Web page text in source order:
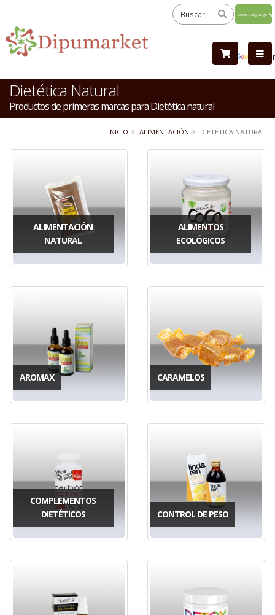
by
Dietética Natural
Productos de primeras marcas para Dietética natural
INICIO ALIMENTACIÓN DIETÉTICA NATURAL
ALIMENTACIÓN
NATURAL
ALIMENTOS
ECOLÓGICOS
AROMAX CARAMELOS
COMPLEMENTOS
DIETÉTICOS
CONTROL DE PESO